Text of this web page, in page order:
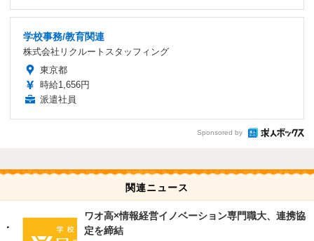
学校事務/教育関連
株式会社リクルートスタッフィング
東京都
時給1,656円
派遣社員
Sponsored by
関連ニュース
ワオ高×情報経営イノベーション専門職大、連携協
定を締結